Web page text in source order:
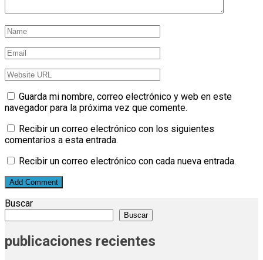
Guarda mi nombre, correo electrónico y web en este
navegador para la próxima vez que comente.
Recibir un correo electrónico con los siguientes
comentarios a esta entrada.
Recibir un correo electrónico con cada nueva entrada.
Buscar
Buscar
publicaciones recientes